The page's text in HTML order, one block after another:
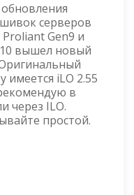
PACK
FOR
PROLIANT
—
VERSION
2017.10.1
серверов
Proliant Gen9 и
вышел новый
Оригинальный
имеется iLO 2.55
в
через ILO.
простой.